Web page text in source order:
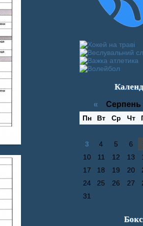
« Серпень
Пн Вт Ср Чт
3
4 5 6
10
11 12 13
17
18 19 20
24
25 26 27
31
Бокс